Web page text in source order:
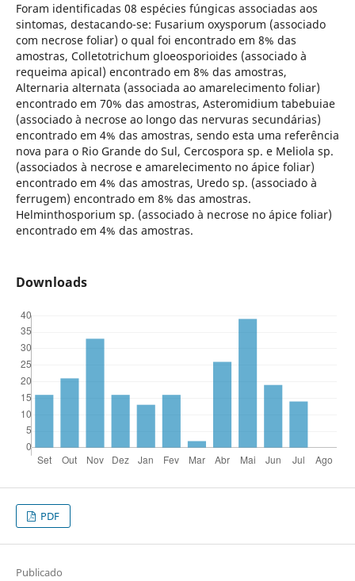
Foram identificadas 08 espécies fúngicas associadas aos
sintomas, destacando-se: Fusarium oxysporum (associado
com necrose foliar) o qual foi encontrado em 8% das
amostras, Colletotrichum gloeosporioides (associado à
requeima apical) encontrado em 8% das amostras,
Alternaria alternata (associada ao amarelecimento foliar)
encontrado em 70% das amostras, Asteromidium tabebuiae
(associado à necrose ao longo das nervuras secundárias)
encontrado em 4% das amostras, sendo esta uma referência
nova para o Rio Grande do Sul, Cercospora sp. e Meliola sp.
(associados à necrose e amarelecimento no ápice foliar)
encontrado em 4% das amostras, Uredo sp. (associado à
ferrugem) encontrado em 8% das amostras.
Helminthosporium sp. (associado à necrose no ápice foliar)
encontrado em 4% das amostras.
Downloads
PDF
Publicado